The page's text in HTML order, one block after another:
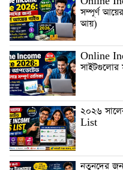
সম্পূর্ণ
আয়)
Online
সাইটগুলোর
২০২৬
List
নতুনদের